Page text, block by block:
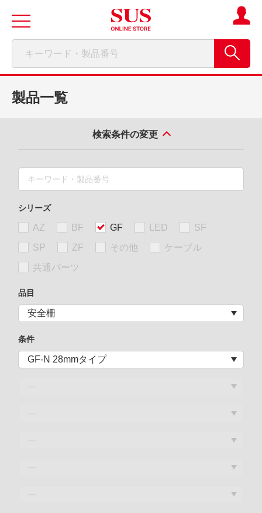
製品一覧
検索条件の変更
シリーズ
AZ BF GF LED
SF
SP
ZF その他
ケーブル
共通パーツ
品目
条件